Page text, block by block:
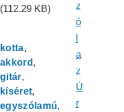
(112.29 KB)
kotta
akkord
gitár
kíséret
egyszólamú
z
ó
a
z
Ú
r